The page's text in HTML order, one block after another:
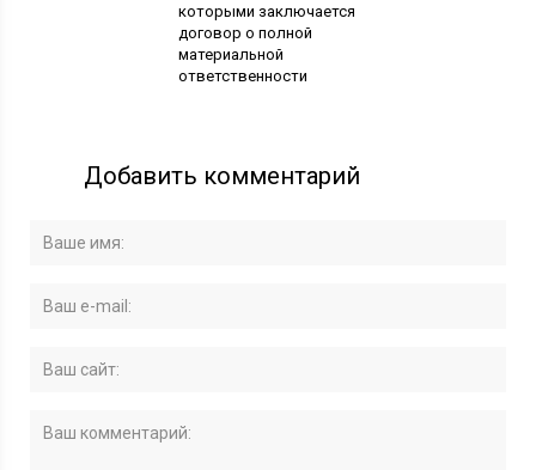
которыми заключается
договор о полной
материальной
ответственности
Добавить комментарий